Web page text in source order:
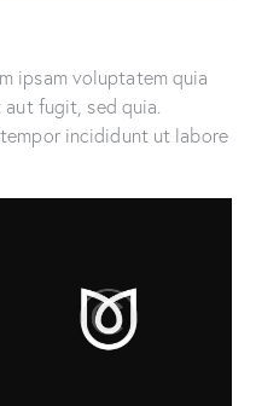
ipsam voluptatem quia
fugit, sed quia.
incididunt ut labore